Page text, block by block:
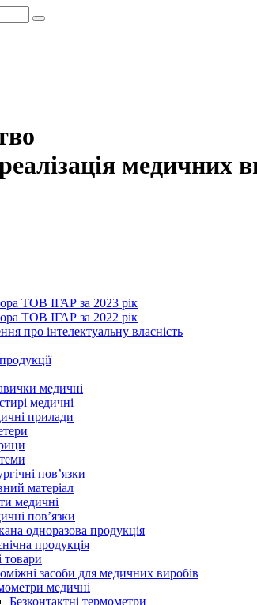
медичних
ТОВ ІГАР за 2023 рік
ТОВ ІГАР за 2022 рік
про інтелектуальну власність
медичні
медичні
прилади
пов’язки
матеріал
медичні
пов’язки
одноразова продукція
продукція
товари
засоби для медичних виробів
медичні
Безконтактні термометри